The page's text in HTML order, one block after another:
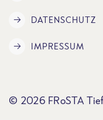
DATENSCHUTZ
IMPRESSUM
© 2026 FRoSTA